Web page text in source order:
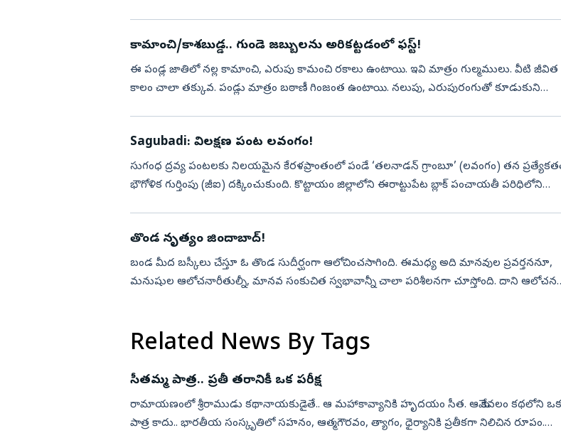
కామాంచి/కాశబుడ్డ.. గుండె జబ్బులను అరికట్టడంలో ఫస్ట్‌!
ఈ పండ్ల జాతిలో నల్ల కామాంచి, ఎరుపు కామంచి రకాలు ఉంటాయి. ఇవి మాత్రం గుల్మములు. వీటి జీవిత
కాలం చాలా తక్కువ. పండ్లు మాత్రం బఠాణీ గింజంత ఉంటాయి. నలుపు, ఎరుపురంగుతో కూడుకుని
Sagubadi: విలక్షణ పంట లవంగం!
సుగంధ ద్రవ్య పంటలకు నిలయమైన కేరళప్రాంతంలో పండే ‘తలనాడన్‌ గ్రాంబూ’ (లవంగం) తన
భౌగోళిక గుర్తింపు (జీఐ) దక్కించుకుంది. కొట్టాయం జిల్లాలోని ఈరాట్టుపేట బ్లాక్‌ పంచాయతీ పరిధిలోని
తొండ నృత్యం జిందాబాద్‌!
బండ మీద బస్కీలు చేస్తూ ఓ తొండ సుదీర్ఘంగా ఆలోచించసాగింది. ఈమధ్య అది మానవుల ప్రవర్తననూ,
మనుషుల ఆలోచనారీతుల్నీ, మానవ సంకుచిత స్వభావాన్నీ చాలా పరిశీలనగా చూస్తోంది. దాని ఆలోచనలు
Related News By Tags
సీతమ్మ పాత్ర.. ప్రతీ తరానికీ ఒక పరీక్ష
రామాయణంలో శ్రీరాముడు కథానాయకుడైతే.. ఆ మహాకావ్యానికి హృదయం సీత. ఆమె కేవలం కథలోని ఒక
పాత్ర కాదు.. భారతీయ సంస్కృతిలో సహనం, ఆత్మగౌరవం, త్యాగం, ధైర్యానికి ప్రతీకగా నిలిచిన రూపం.